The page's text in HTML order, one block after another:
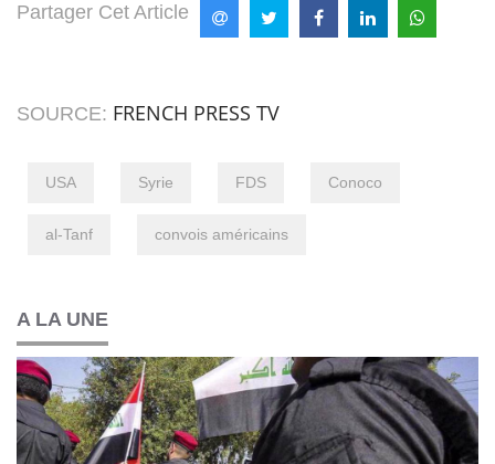
Partager Cet Article
SOURCE: FRENCH PRESS TV
USA Syrie FDS Conoco
al-Tanf convois américains
A LA UNE